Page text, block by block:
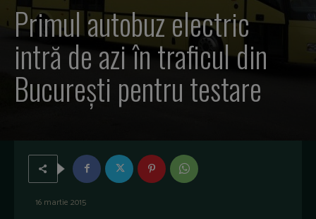
Primul autobuz electric
intră de azi în traficul din
București pentru testare
16 martie 2015